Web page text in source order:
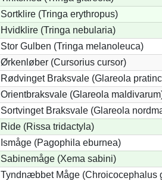
Sortklire (Tringa erythropus)
Hvidklire (Tringa nebularia)
Stor Gulben (Tringa melanoleuca)
Ørkenløber (Cursorius cursor)
Rødvinget Braksvale (Glareola
Orientbraksvale (Glareola
Sortvinget Braksvale (Glareola
Ride (Rissa tridactyla)
Ismåge (Pagophila eburnea)
Sabinemåge (Xema sabini)
Tyndnæbbet Måge (Chroicocephalus